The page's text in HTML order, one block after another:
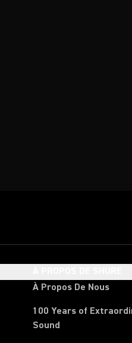
À Propos De Nous
100 Years of
Sound